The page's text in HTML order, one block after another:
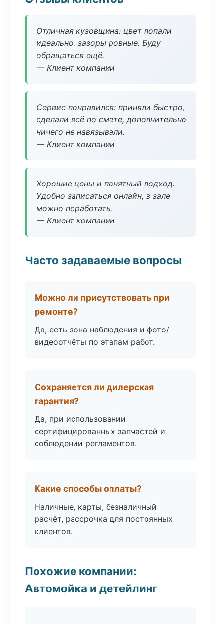
Отличная кузовщина: цвет попали
идеально, зазоры ровные. Буду
обращаться ещё.
— Клиент компании
Сервис понравился: приняли быстро,
сделали всё по смете, дополнительно
ничего не навязывали.
— Клиент компании
Хорошие цены и понятный подход.
Удобно записаться онлайн, в зале
можно поработать.
— Клиент компании
Часто задаваемые вопросы
Можно ли присутствовать при
ремонте?
Да, есть зона наблюдения и фото/
видеоотчёты по этапам работ.
Сохраняется ли дилерская
гарантия?
Да, при использовании
сертифицированных запчастей и
соблюдении регламентов.
Какие способы оплаты?
Наличные, карты, безналичный
расчёт, рассрочка для постоянных
клиентов.
Похожие компании:
Автомойка и детейлинг